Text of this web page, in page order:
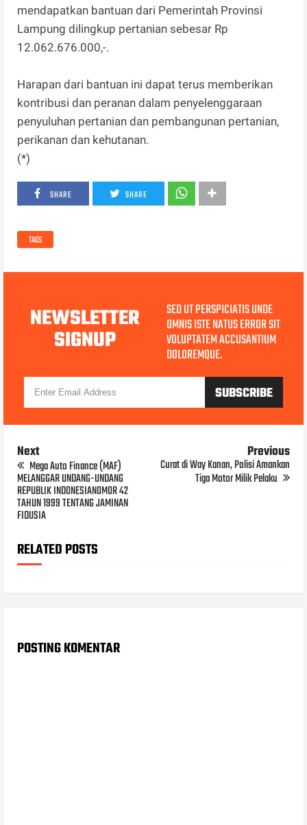
mendapatkan bantuan dari Pemerintah Provinsi
Lampung dilingkup pertanian sebesar Rp
12.062.676.000,-.
Harapan dari bantuan ini dapat terus memberikan
kontribusi dan peranan dalam penyelenggaraan
penyuluhan pertanian dan pembangunan pertanian,
perikanan dan kehutanan.
(*)
SHARE SHARE
TAGS
NEWSLETTER
SIGNUP
SED UT PERSPICIATIS UNDE
OMNIS ISTE NATUS ERROR SIT
VOLUPTATEM ACCUSANTIUM
DOLOREMQUE.
Next
Mega Auto Finance (MAF)
MELANGGAR UNDANG-UNDANG
REPUBLIK INDONESIANOMOR 42
TAHUN 1999 TENTANG JAMINAN
FIDUSIA
Previous
Curat di Way Kanan, Polisi Amankan
Tiga Motor Milik Pelaku
RELATED POSTS
POSTING KOMENTAR